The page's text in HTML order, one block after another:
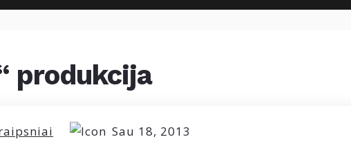
produkcija
Sau 18, 2013